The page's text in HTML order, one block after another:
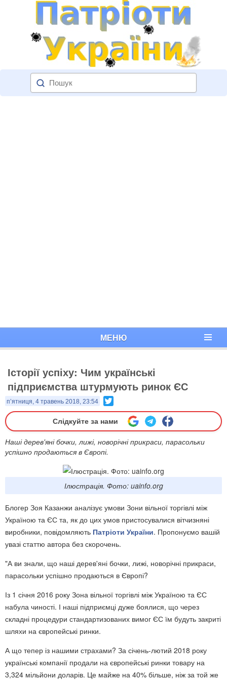
МЕНЮ
Історії успіху: Чим українські
підприємства штурмують ринок ЄС
п’ятниця, 4 травень 2018, 23:54
Слідкуйте за нами
Наші дерев'яні бочки, лижі, новорічні прикраси, парасольки
успішно продаються в Європі.
Ілюстрація. Фото: uainfo.org
Блогер Зоя Казанжи аналізує умови Зони вільної торгівлі між
Україною та ЄС та, як до цих умов пристосувалися вітчизняні
виробники, повідомляють Патріоти України. Пропонуємо вашій
увазі статтю автора без скорочень.
"А ви знали, що наші дерев'яні бочки, лижі, новорічні прикраси,
парасольки успішно продаються в Європі?
Із 1 січня 2016 року Зона вільної торгівлі між Україною та ЄС
набула чиності. І наші підприємці дуже боялися, що через
складні процедури стандартизованих вимог ЄС їм будуть закриті
шляхи на європейські ринки.
А що тепер із нашими страхами? За січень-лютий 2018 року
українські компанії продали на європейські ринки товару на
3,324 мільйони доларів. Це майже на 40% більше, ніж за той же